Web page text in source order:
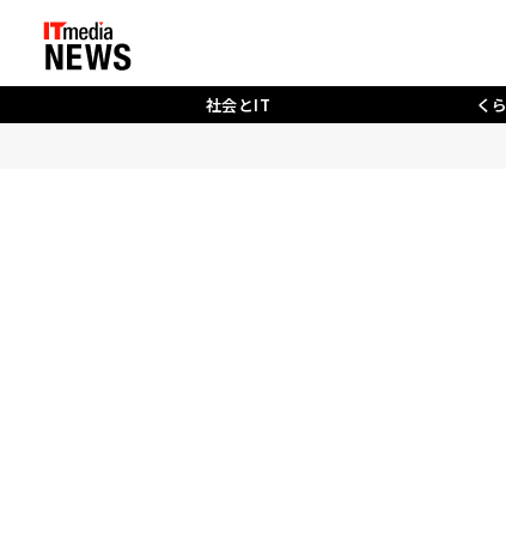
社会とIT く